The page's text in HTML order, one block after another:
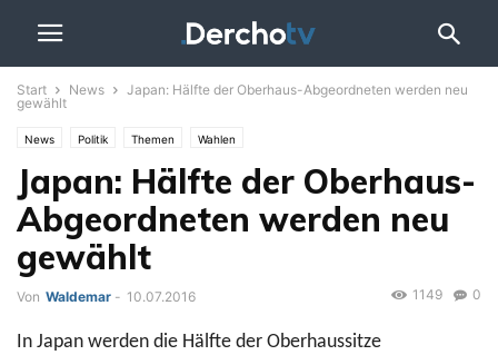
Start News
Japan: Hälfte der Oberhaus-Abgeordneten werden neu
gewählt
News Politik Themen Wahlen
Japan: Hälfte der Oberhaus-
Abgeordneten werden neu
gewählt
Von Waldemar - 10.07.2016 0
1149
In Japan werden die Hälfte der Oberhaussitze